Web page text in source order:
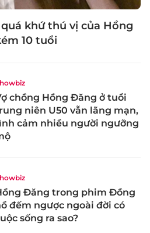
khứ thú vị của Hồng
10 tuổi
chồng Hồng Đăng ở tuổi
niên U50 vẫn lãng mạn,
cảm nhiều người ngưỡng
Đăng trong phim Đồng
đếm ngược ngoài đời có
sống ra sao?